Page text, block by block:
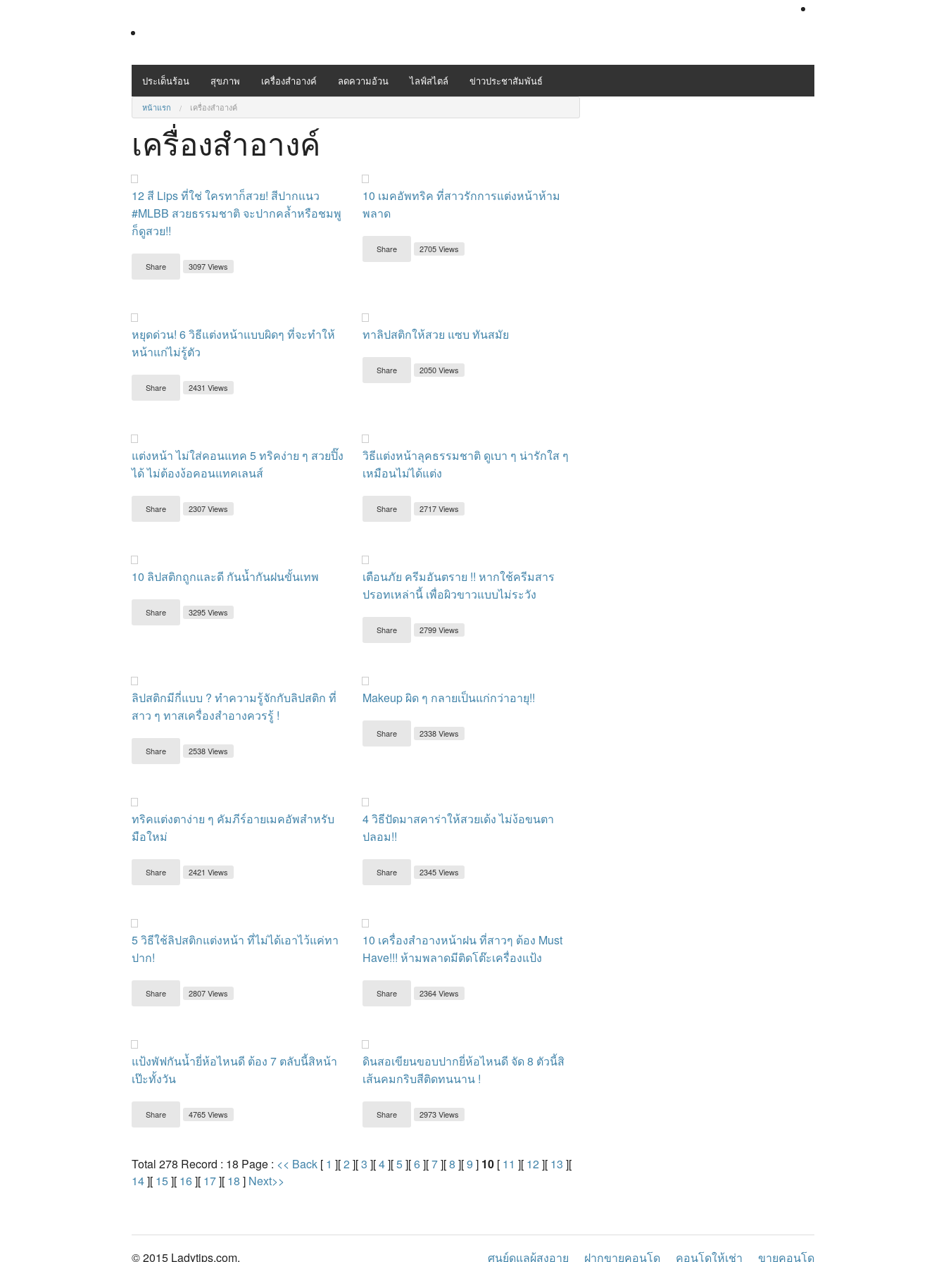
ประเด็นร้อน สุขภาพ เครื่องสำอางค์ ลดความอ้วน ไลฟ์สไตล์ ข่าวประชาสัมพันธ์
หน้าแรก เครื่องสำอางค์
เครื่องสำอางค์
12 สี Lips ที่ใช่ ใครทาก็สวย! สีปากแนว
#MLBB สวยธรรมชาติ จะปากคล้ำหรือชมพู
ก็ดูสวย!!
Share 3097 Views
10 เมคอัพทริค ที่สาวรักการแต่งหน้าห้าม
พลาด
Share 2705 Views
หยุดด่วน! 6 วิธีแต่งหน้าแบบผิดๆ ที่จะทำให้
หน้าแก่ไม่รู้ตัว
Share 2431 Views
ทาลิปสติกให้สวย แซบ ทันสมัย
Share 2050 Views
แต่งหน้า ไม่ใส่คอนแทค 5 ทริคง่าย ๆ สวยปิ๊ง
ได้ ไม่ต้องง้อคอนแทคเลนส์
Share 2307 Views
วิธีแต่งหน้าลุคธรรมชาติ ดูเบา ๆ น่ารักใส ๆ
เหมือนไม่ได้แต่ง
Share 2717 Views
10 ลิปสติกถูกและดี กันน้ำกันฝนขั้นเทพ
Share 3295 Views
เตือนภัย ครีมอันตราย !! หากใช้ครีมสาร
ปรอทเหล่านี้ เพื่อผิวขาวแบบไม่ระวัง
Share 2799 Views
ลิปสติกมีกี่แบบ ? ทำความรู้จักกับลิปสติก ที่
สาว ๆ ทาสเครื่องสำอางควรรู้ !
Share 2538 Views
Makeup ผิด ๆ กลายเป็นแก่กว่าอายุ!!
Share 2338 Views
ทริคแต่งตาง่าย ๆ คัมภีร์อายเมคอัพสำหรับ
มือใหม่
Share 2421 Views
4 วิธีปัดมาสคาร่าให้สวยเด้ง ไม่ง้อขนตา
ปลอม!!
Share 2345 Views
5 วิธีใช้ลิปสติกแต่งหน้า ที่ไม่ได้เอาไว้แค่ทา
ปาก!
Share 2807 Views
10 เครื่องสำอางหน้าฝน ที่สาวๆ ต้อง Must
Have!!! ห้ามพลาดมีติดโต๊ะเครื่องแป้ง
Share 2364 Views
แป้งพัฟกันน้ำยี่ห้อไหนดี ต้อง 7 ตลับนี้สิหน้า
เป๊ะทั้งวัน
Share 4765 Views
ดินสอเขียนขอบปากยี่ห้อไหนดี จัด 8 ตัวนี้สิ
เส้นคมกริบสีติดทนนาน !
Share 2973 Views
Total 278 Record : 18 Page : << Back [ 1 ][2 ][3 ][4][5][6][7][8 ][9 ] 10 [ 11 ][ 12 ][ 13 ][
14][ 15][ 16][ 17][ 18 ] Next>>
© 2015 Ladytips.com. ศูนย์ดูแลผู้สูงอายุ ฝากขายคอนโด คอนโดให้เช่า ขายคอนโด